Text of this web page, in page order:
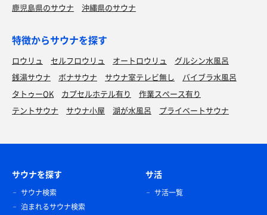
鹿児島県のサウナ
沖縄県のサウナ
特徴からサウナを探す
ロウリュ セルフロウリュ オートロウリュ
グルシン水風呂
銭湯サウナ
ボナサウナ サウナ室テレビ無し
バイブラ水風呂
タトゥーOK
カプセルホテル有り
作業スペース有り
テントサウナ
サウナ小屋 湖が水風呂 プライベートサウナ
サウナを探す
サウナ検索
泊まれるサウナ検索
サ活
サ活一覧